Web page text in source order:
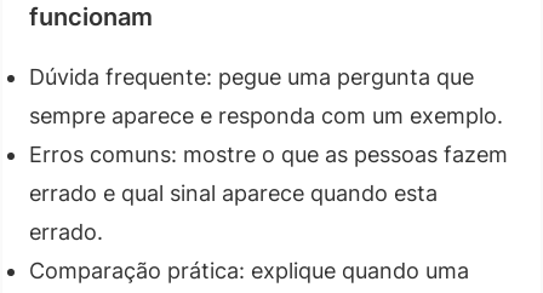
funcionam
Dúvida frequente: pegue uma pergunta que
sempre aparece e responda com um exemplo.
Erros comuns: mostre o que as pessoas fazem
errado e qual sinal aparece quando esta
errado.
Comparação prática: explique quando uma